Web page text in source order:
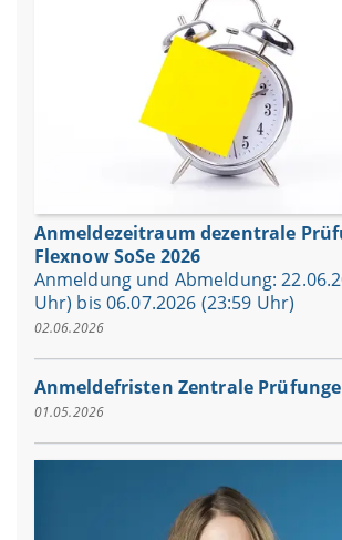
Anmeldezeitraum dezentrale
Flexnow SoSe 2026
Anmeldung und Abmeldung:
Uhr) bis 06.07.2026 (23:59 Uhr)
02.06.2026
Anmeldefristen Zentrale
01.05.2026